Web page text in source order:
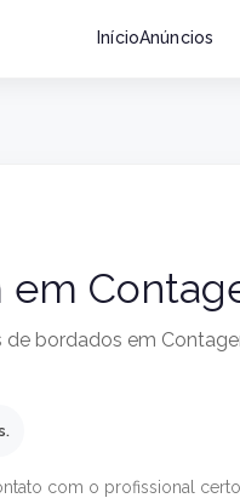
InícioAnúncios
bordados em
com o profissional